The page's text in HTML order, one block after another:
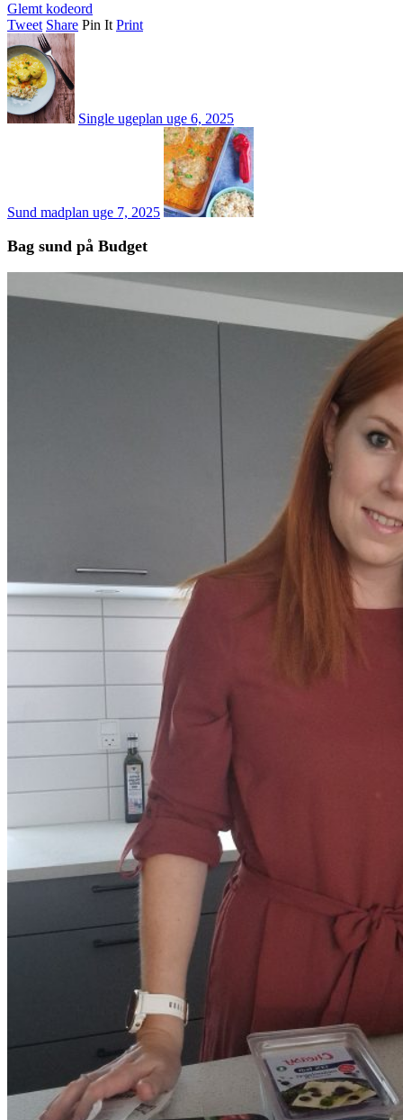
Glemt kodeord
Tweet Share Pin It Print
Single ugeplan uge 6, 2025
Sund madplan uge 7, 2025
Bag sund på Budget